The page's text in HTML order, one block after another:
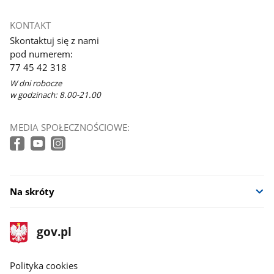
KONTAKT
Skontaktuj się z nami
pod numerem:
77 45 42 318
W dni robocze
w godzinach: 8.00-21.00
MEDIA SPOŁECZNOŚCIOWE:
Na skróty
stopka
gov.pl
Strona
gov.pl
gov.pl
Polityka cookies